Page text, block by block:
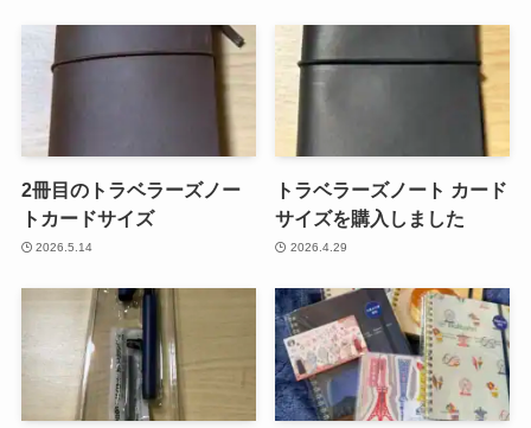
2冊目のトラベラーズノー
トカードサイズ
2026.5.14
トラベラーズノート カード
サイズを購入しました
2026.4.29